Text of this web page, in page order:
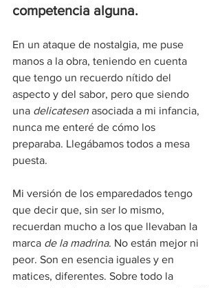
competencia alguna.
En un ataque de nostalgia, me puse
manos a la obra, teniendo en cuenta
que tengo un recuerdo nítido del
aspecto y del sabor, pero que siendo
una delicatesen asociada a mi infancia,
nunca me enteré de cómo los
preparaba. Llegábamos todos a mesa
puesta.
Mi versión de los emparedados tengo
que decir que, sin ser lo mismo,
recuerdan mucho a los que llevaban la
marca de la madrina. No están mejor ni
peor. Son en esencia iguales y en
matices, diferentes. Sobre todo la